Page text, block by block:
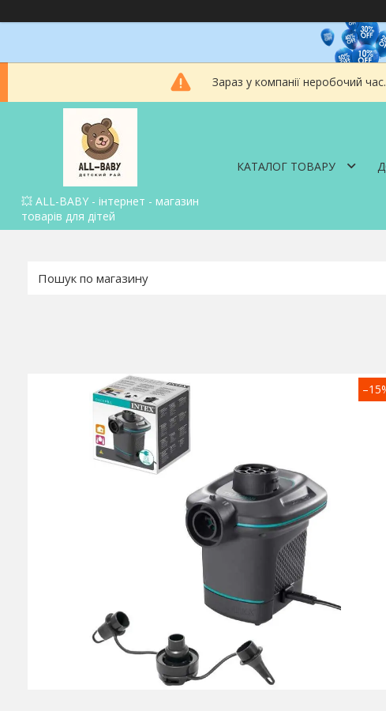
Зараз у компанії неробочий
💥 ALL-BABY - інтернет - магазин
товарів для дітей
КАТАЛОГ ТОВАРУ